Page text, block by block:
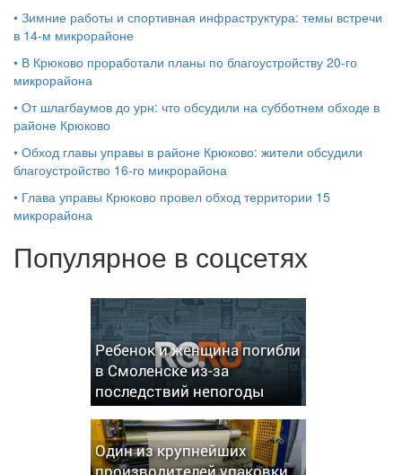
• Зимние работы и спортивная инфраструктура: темы встречи
в 14‑м микрорайоне
• В Крюково проработали планы по благоустройству 20‑го
микрорайона
• От шлагбаумов до урн: что обсудили на субботнем обходе в
районе Крюково
• Обход главы управы в районе Крюково: жители обсудили
благоустройство 16‑го микрорайона
• Глава управы Крюково провел обход территории 15
микрорайона
Популярное в соцсетях
Ребенок и женщина погибли
в Смоленске из-за
последствий непогоды
Один из крупнейших
производителей упаковки